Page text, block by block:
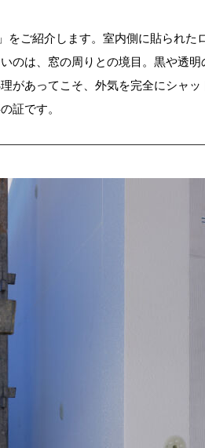
をご紹介します。室内側に貼られ
のは、窓の周りとの境目。黒や透
があってこそ、外気を完全にシャ
証です。